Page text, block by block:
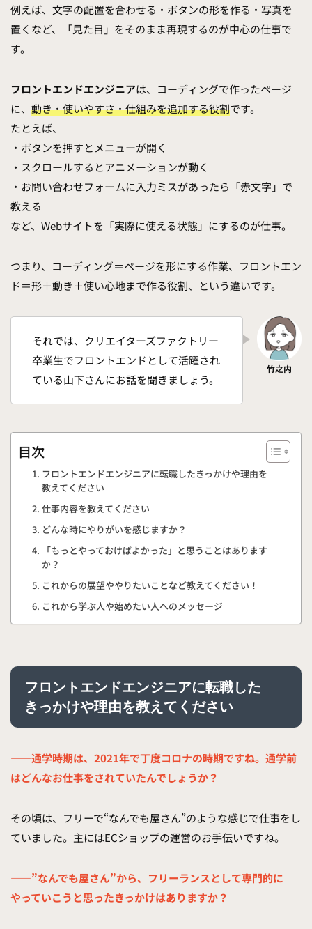
例えば、文字の配置を合わせる・ボタンの形を作る・写真を
置くなど、「見た目」をそのまま再現するのが中心の仕事で
す。
フロントエンドエンジニアは、コーディングで作ったページ
に、 動き・使いやすさ・仕組みを追加する役割です。
たとえば、
・ボタンを押すとメニューが開く
・スクロールするとアニメーションが動く
・お問い合わせフォームに入力ミスがあったら「赤文字」で
教える
など、Webサイトを「実際に使える状態」にするのが仕事。
つまり、コーディング＝ページを形にする作業、フロントエン
ド＝形＋動き＋使い心地まで作る役割、という違いです。
それでは、クリエイターズファクトリー
卒業生でフロントエンドとして活躍され
ている山下さんにお話を聞きましょう。
目次
フロントエンドエンジニアに転職したきっかけや理由を
教えてください
仕事内容を教えてください
どんな時にやりがいを感じますか？
「もっとやっておけばよかった」と思うことはあります
か？
これからの展望ややりたいことなど教えてください！
これから学ぶ人や始めたい人へのメッセージ
フロントエンドエンジニアに転職した
きっかけや理由を教えてください
——通学時期は、2021年で丁度コロナの時期ですね。通学前
はどんなお仕事をされていたんでしょうか？
その頃は、フリーで“なんでも屋さん”のような感じで仕事をし
ていました。主にはECショップの運営のお手伝いですね。
——”なんでも屋さん”から、フリーランスとして専門的に
やっていこうと思ったきっかけはありますか？